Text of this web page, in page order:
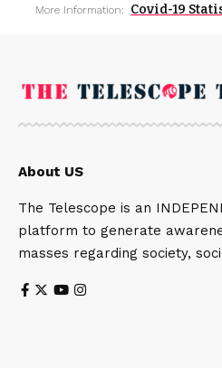
More Information: Covid-19
About US
The Telescope is an
platform to generate
masses regarding society,